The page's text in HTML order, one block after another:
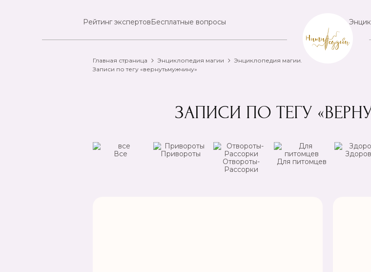
Рейтинг экспертовБесплатные вопросы
Главная страница Энциклопедия магии
Энциклопедия магии.
Записи по тегу «вернутьмужчину»
ЗАПИСИ ПО ТЕГУ
Все
Привороты
Отвороты-
Рассорки
Для питомцев